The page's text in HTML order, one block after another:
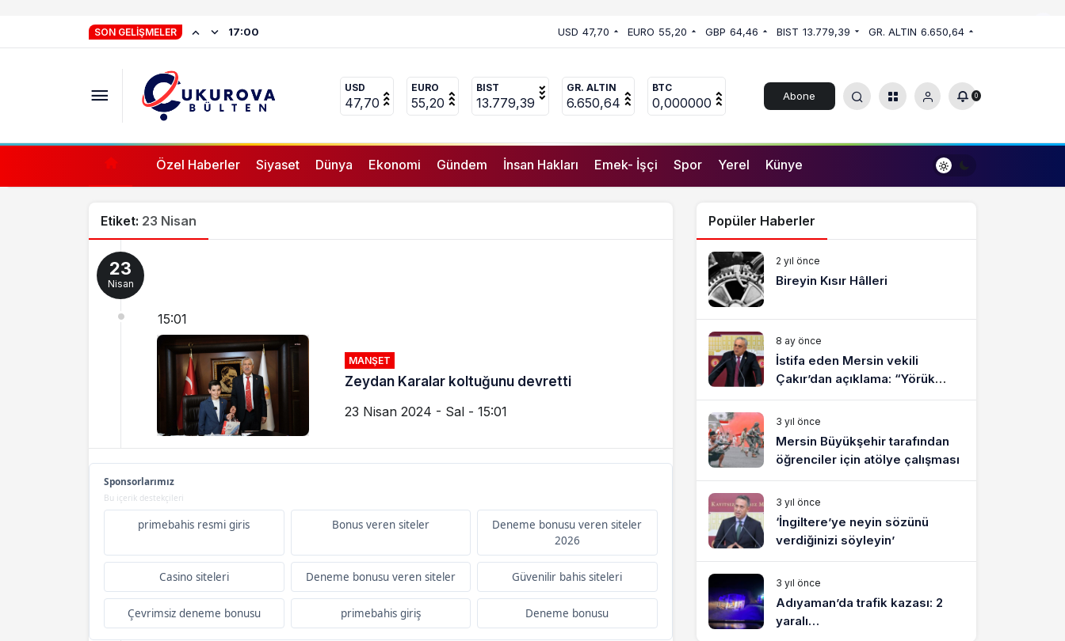
SON GELIŞMELER 17:00
ifade vermez”
USD 47,70 EURO 55,20 GBP 64,46 BIST 13.779,39 GR. ALTIN 6.650,64
USD
47,70
EURO
55,20
BIST
13.779,39
GR. ALTIN
6.650,64
BTC
0,000000 Abone 0
Özel Haberler Siyaset Dünya Ekonomi Gündem İnsan Hakları Emek- İşçi Spor Yerel Künye
Etiket: 23 Nisan
23
Nisan
15:01
MANŞET
Zeydan Karalar koltuğunu devretti
23 Nisan 2024 - Sal - 15:01
Sponsorlarımız
Bu içerik destekçileri
primebahis resmi giris Bonus veren siteler
Deneme bonusu veren siteler
2026
Casino siteleri Deneme bonusu veren siteler Güvenilir bahis siteleri
Çevrimsiz deneme bonusu primebahis giriş Deneme bonusu
Popüler Haberler
2 yıl önce
Bireyin Kısır Hâlleri
8 ay önce
İstifa eden Mersin vekili
Çakır’dan açıklama: “Yörük
çocuğu, suçlanan adamların
önüne gelip ifade vermez”
3 yıl önce
Mersin Büyükşehir tarafından
öğrenciler için atölye çalışması
3 yıl önce
‘İngiltere’ye neyin sözünü
verdiğinizi söyleyin’
3 yıl önce
Adıyaman’da trafik kazası: 2
yaralı…